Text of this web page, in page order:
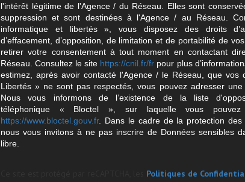
l'intérêt légitime de l'Agence / du Réseau. Elles sont
suppression et sont destinées à l'Agence / au Réseau.
informatique et libertés », vous disposez des droits
d’effacement, d’opposition, de limitation et de portabilité de
retirer votre consentement à tout moment en contactant
Réseau. Consultez le site https://cnil.fr/fr pour plus
estimez, après avoir contacté l'Agence / le Réseau, que vos
Libertés » ne sont pas respectés, vous pouvez adresser une
Nous vous informons de l’existence de la liste
téléphonique « Bloctel », sur laquelle vous
https://www.bloctel.gouv.fr. Dans le cadre de la protection des
nous vous invitons à ne pas inscrire de Données sensibles
libre.
Politiques de